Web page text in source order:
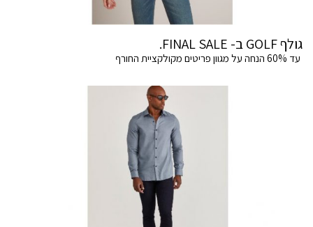
גולף GOLF ב- FINAL SALE.
עד 60% הנחה על מגוון פריטים מקולקציית החורף